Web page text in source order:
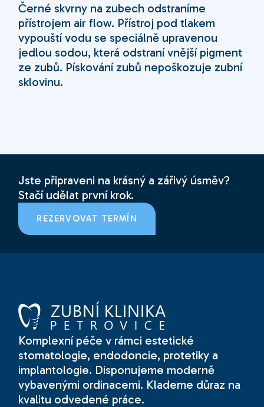
Černé skvrny na zubech odstraníme
přístrojem air flow. Přístroj pod tlakem
vypouští vodu se speciálně upravenou
jedlou sodou, která odstraní vnější pigment
ze zubů. Pískování zubů nepoškozuje zubní
sklovinu.
Jste připraveni na krásný a zářivý úsměv?
Stačí udělat první krok.
REZERVOVAT TERMÍN
Komplexní péče v rámci estetické
stomatologie, endodoncie, protetiky a
implantologie. Disponujeme moderně
vybavenými ordinacemi. Klademe důraz na
kvalitu odvedené práce.